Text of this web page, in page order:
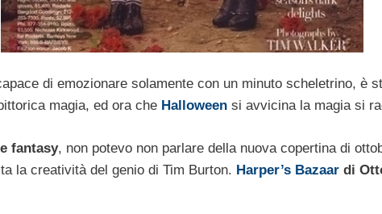
di emozionare solamente con un minuto scheletrino, è
magia, ed ora che Halloween si avvicina la magia si
fantasy, non potevo non parlare della nuova copertina di
la creatività del genio di Tim Burton. Harper’s Bazaar di